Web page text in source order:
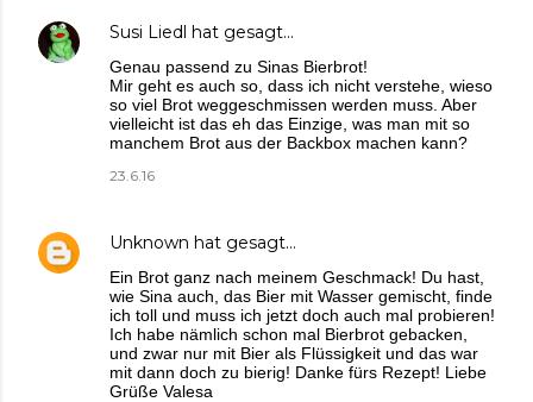
Susi Liedl hat gesagt…
Genau passend zu Sinas Bierbrot!
Mir geht es auch so, dass ich nicht verstehe, wieso
so viel Brot weggeschmissen werden muss. Aber
vielleicht ist das eh das Einzige, was man mit so
manchem Brot aus der Backbox machen kann?
23.6.16
Unknown hat gesagt…
Ein Brot ganz nach meinem Geschmack! Du hast,
wie Sina auch, das Bier mit Wasser gemischt, finde
ich toll und muss ich jetzt doch auch mal probieren!
Ich habe nämlich schon mal Bierbrot gebacken,
und zwar nur mit Bier als Flüssigkeit und das war
mit dann doch zu bierig! Danke fürs Rezept! Liebe
Grüße Valesa